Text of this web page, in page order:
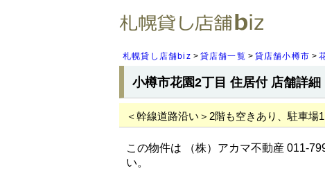
札幌貸し店舗biz 貸店舗一覧 貸店舗小樽市
小樽市花園2丁目 住居付 店舗詳細
＜幹線道路沿い＞2階も空きあり、駐車
この物件は （株）アカマ不動産 011-
い。